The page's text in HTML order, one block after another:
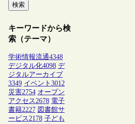
検索
キーワードから検
索（テーマ）
学術情報流通4348
デジタル化4098 デ
ジタルアーカイブ
3349 イベント 3012
災害2754 オープン
アクセス 2678 電子
書籍2227 図書館サ
ービス 2178 子ども